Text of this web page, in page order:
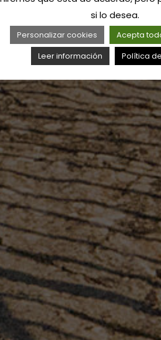
si lo desea.
Personalizar cookies Acepta
Leer información
Política